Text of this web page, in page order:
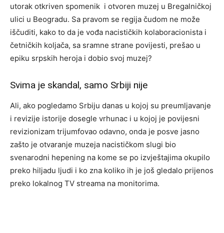
utorak otkriven spomenik i otvoren muzej u Bregalničkoj
ulici u Beogradu. Sa pravom se regija čudom ne može
iščuditi, kako to da je vođa nacističkih kolaboracionista i
četničkih koljača, sa sramne strane povijesti, prešao u
epiku srpskih heroja i dobio svoj muzej?
Svima je skandal, samo Srbiji nije
Ali, ako pogledamo Srbiju danas u kojoj su preumljavanje
i revizije istorije dosegle vrhunac i u kojoj je povijesni
revizionizam trijumfovao odavno, onda je posve jasno
zašto je otvaranje muzeja nacističkom slugi bio
svenarodni hepening na kome se po izvještajima okupilo
preko hiljadu ljudi i ko zna koliko ih je još gledalo prijenos
preko lokalnog TV streama na monitorima.